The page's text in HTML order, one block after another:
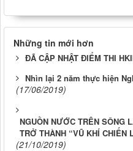
Những tin mới hơn
ĐÃ CẬP NHẬT ĐIỂM THI
Nhìn lại 2 năm thực hiện
(17/06/2019)
NGUỒN NƯỚC TRÊN SÔNG
TRỞ THÀNH “VŨ KHÍ CHIẾN
(21/10/2019)